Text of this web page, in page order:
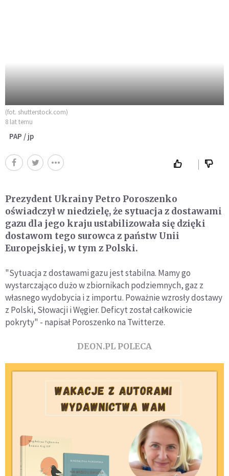
(fot. shutterstock.com)
8 lat temu
PAP / jp
Prezydent Ukrainy Petro Poroszenko
oświadczył w niedzielę, że sytuacja z dostawami
gazu dla jego kraju ustabilizowała się dzięki
dostawom tego surowca z państw Unii
Europejskiej, w tym z Polski.
"Sytuacja z dostawami gazu jest stabilna. Mamy go
wystarczająco dużo w zbiornikach podziemnych, gaz z
własnego wydobycia i z importu. Poważnie wzrosły dostawy
z Polski, Słowacji i Węgier. Deficyt został całkowicie
pokryty" - napisał Poroszenko na Twitterze.
DEON.PL POLECA